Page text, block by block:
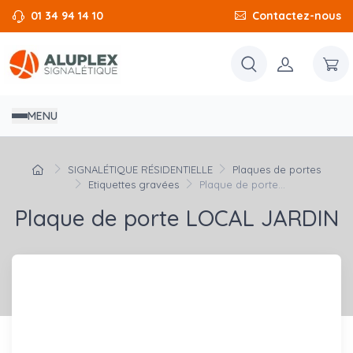
01 34 94 14 10 Contactez-nous
MENU
SIGNALÉTIQUE RÉSIDENTIELLE
Plaques de portes
Etiquettes gravées
Plaque de porte...
Plaque de porte LOCAL JARDIN